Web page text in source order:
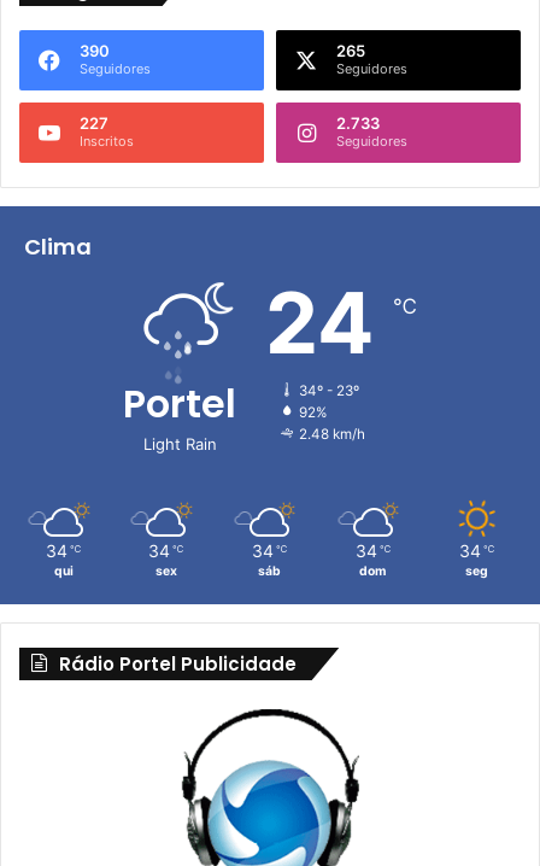
390
Seguidores
265
Seguidores
227
Inscritos
2.733
Seguidores
Clima
Portel
Light Rain
24 ℃
34º - 23º
92%
2.48 km/h
34 ℃
qui
34 ℃
sex
34 ℃
sáb
34 ℃
dom
34 ℃
seg
Rádio Portel Publicidade